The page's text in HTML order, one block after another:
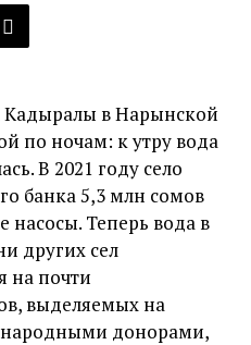
Кадыралы в Нарынской
по ночам: к утру вода
В 2021 году село
банка 5,3 млн сомов
насосы. Теперь вода в
других сел
на почти
выделяемых на
донорами,